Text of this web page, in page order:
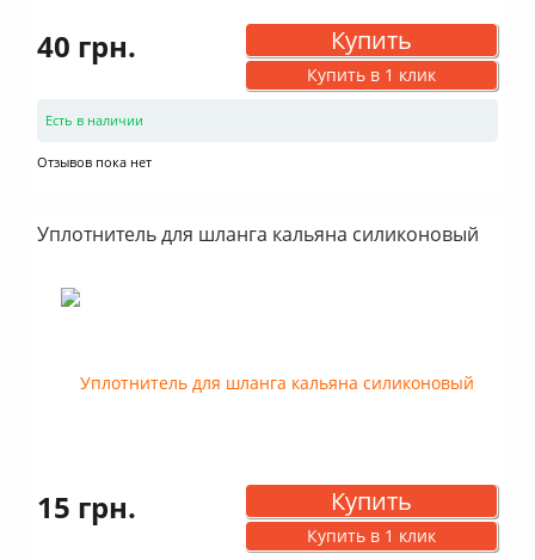
40 грн. Купить
Купить в 1 клик
Есть в наличии
Отзывов пока нет
Уплотнитель для шланга кальяна силиконовый
15 грн. Купить
Купить в 1 клик